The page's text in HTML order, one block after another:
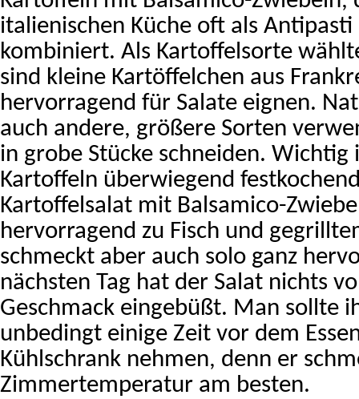
italienischen Küche oft als
kombiniert. Als Kartoffelsorte
sind kleine Kartöffelchen aus
hervorragend für Salate eignen.
auch andere, größere Sorten
in grobe Stücke schneiden. Wichtig
Kartoffeln überwiegend
Kartoffelsalat mit Balsamico-
hervorragend zu Fisch und
schmeckt aber auch solo ganz
nächsten Tag hat der Salat nichts
Geschmack eingebüßt. Man sollte
unbedingt einige Zeit vor dem
Kühlschrank nehmen, denn er
Zimmertemperatur am besten.